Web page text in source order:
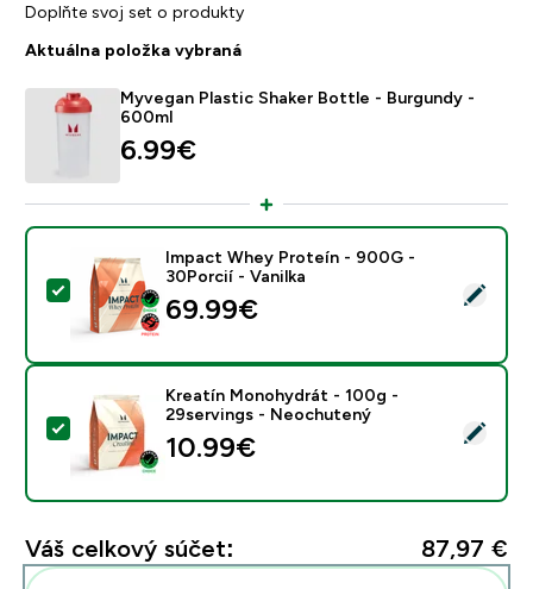
Doplňte svoj set o produkty
Aktuálna položka vybraná
Myvegan Plastic Shaker Bottle - Burgundy -
600ml
6.99€‎
Vybrať tento produkt - Impact Whey Proteín - 900G
Impact Whey Proteín - 900G -
30Porcií - Vanilka
69.99€‎
Vybrať tento produkt - Kreatín Monohydrát - 100g -
Kreatín Monohydrát - 100g -
29servings - Neochutený
10.99€‎
Váš celkový súčet: 87,97 €‎